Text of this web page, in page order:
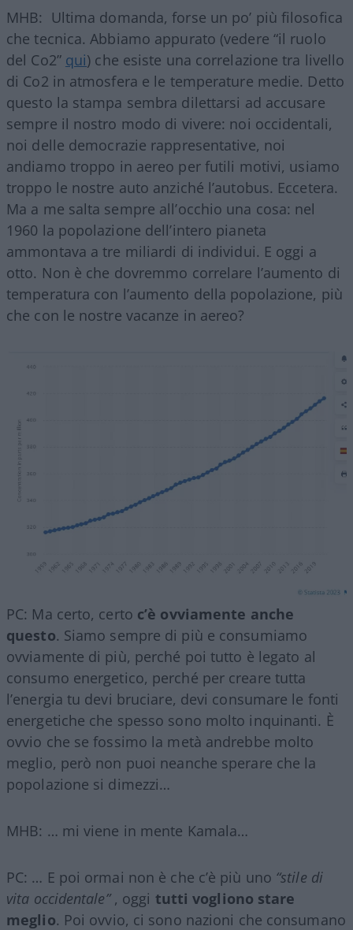
MHB: Ultima domanda, forse un po’ più filosofica
che tecnica. Abbiamo appurato (vedere “il ruolo
del Co2” qui) che esiste una correlazione tra livello
di Co2 in atmosfera e le temperature medie. Detto
questo la stampa sembra dilettarsi ad accusare
sempre il nostro modo di vivere: noi occidentali,
noi delle democrazie rappresentative, noi
andiamo troppo in aereo per futili motivi, usiamo
troppo le nostre auto anziché l’autobus. Eccetera.
Ma a me salta sempre all’occhio una cosa: nel
1960 la popolazione dell’intero pianeta
ammontava a tre miliardi di individui. E oggi a
otto. Non è che dovremmo correlare l’aumento di
temperatura con l’aumento della popolazione, più
che con le nostre vacanze in aereo?
PC: Ma certo, certo c’è ovviamente anche
questo. Siamo sempre di più e consumiamo
ovviamente di più, perché poi tutto è legato al
consumo energetico, perché per creare tutta
l’energia tu devi bruciare, devi consumare le fonti
energetiche che spesso sono molto inquinanti. È
ovvio che se fossimo la metà andrebbe molto
meglio, però non puoi neanche sperare che la
popolazione si dimezzi…
MHB: … mi viene in mente Kamala…
PC: … E poi ormai non è che c’è più uno “stile di
vita occidentale”, oggi tutti vogliono stare
meglio. Poi ovvio, ci sono nazioni che consumano